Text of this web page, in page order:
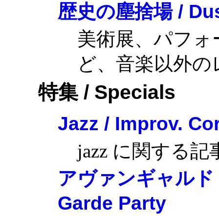
歴史の塵捨場 /
美術展、パフ
ど、音楽以外
特集 / Specials
Jazz / Improv.
jazz に関する
アヴァンギャル
Garde Party